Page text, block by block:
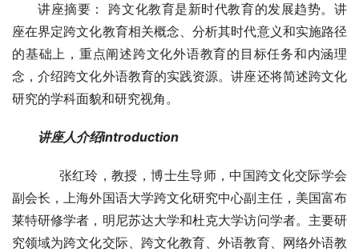
讲座摘要： 跨文化教育是新时代教育的发展趋势。讲
座在界定跨文化教育相关概念、分析其时代意义和实施路径
的基础上，重点阐述跨文化外语教育的目标任务和内涵理
念，介绍跨文化外语教育的实践资源。讲座还将简述跨文化
研究的学科面貌和研究视角。
讲座人介绍introduction
张红玲，教授，博士生导师，中国跨文化交际学会
副会长，上海外国语大学跨文化研究中心副主任，美国富布
莱特研修学者，明尼苏达大学和杜克大学访问学者。主要研
究领域为跨文化交际、跨文化教育、外语教育、网络外语教